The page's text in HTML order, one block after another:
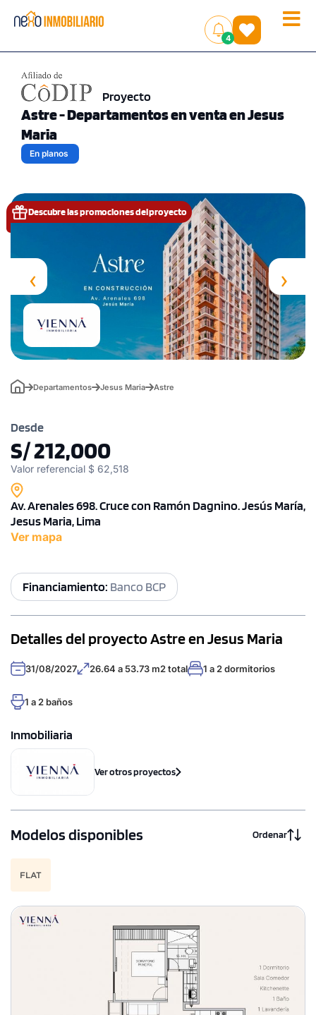
Toggle
4
()
Proyecto
Astre - Departamentos en venta en Jesus
Maria
En planos
‹ ›
Descubre las promociones del proyecto
Departamentos Jesus Maria Astre
Desde
S/ 212,000
Valor referencial $ 62,518
Av. Arenales 698. Cruce con Ramón Dagnino. Jesús María,
Jesus Maria, Lima
Ver mapa
Financiamiento: Banco BCP
Detalles del proyecto Astre en Jesus Maria
31/08/2027 26.64 a 53.73 m2 total 1 a 2 dormitorios
1 a 2 baños
Inmobiliaria
Ver otros proyectos
Modelos disponibles Ordenar
FLAT